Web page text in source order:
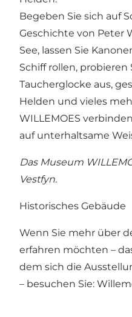
Begeben Sie sich auf
Geschichte von Peter
See, lassen Sie
Schiff rollen, probieren
Taucherglocke aus,
Helden und vieles
WILLEMOES
auf unterhaltsame
Das Museum
Vestfyn.
Historisches Gebäude
Wenn Sie mehr über
erfahren möchten –
dem sich die
– besuchen Sie: